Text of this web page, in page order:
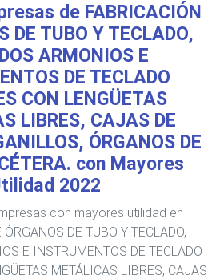
de FABRICACIÓN
DE TUBO Y TECLADO,
ARMONIOS E
DE TECLADO
CON LENGÜETAS
LIBRES, CAJAS DE
ÓRGANOS DE
con Mayores
2022
con mayores utilidad en
DE TUBO Y TECLADO,
E INSTRUMENTOS DE TECLADO
METÁLICAS LIBRES, CAJAS